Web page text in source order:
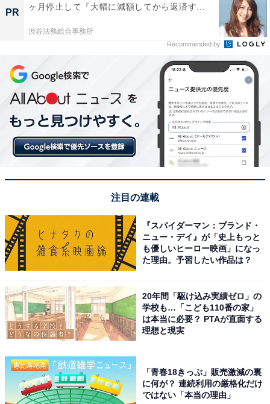
「花火大会が素晴らしいと思う都道府県」ラン
キング！ 2位「東京都」、1位は？
2
PR
ヶ月停止して『大幅に減額してから返済す...
渋谷法務総合事務所
Recommended by
注目の連載
『スパイダーマン：ブランド・
ニュー・デイ』が「史上もっと
も優しいヒーロー映画」になっ
た理由。予習したい作品は？
20年間「駆け込み実績ゼロ」の
学校も…「こども110番の家」
は本当に必要？ PTAが直面する
理想と現実
「青春18きっぷ」販売激減の裏
に何が？ 連続利用の厳格化だけ
ではない「本当の理由」